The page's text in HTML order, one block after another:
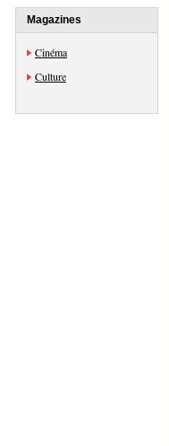
Magazines
Cinéma
Culture